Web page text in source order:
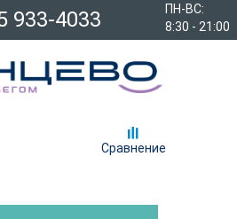
ПН-ВС:
8:30 - 21:00
933-4033
Сравнение